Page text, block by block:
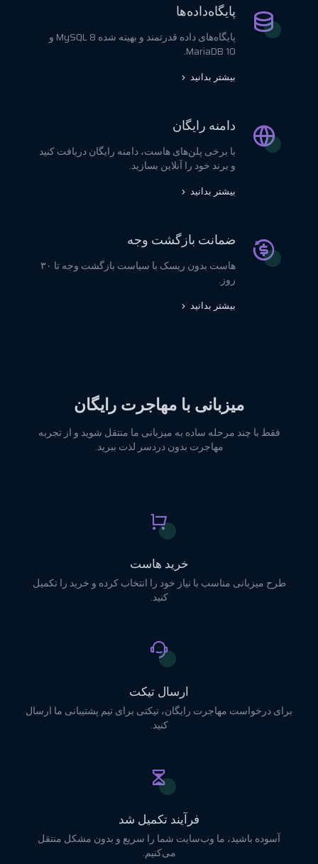
پایگاه‌داده‌ها
پایگاه‌های داده قدرتمند و بهینه شده MySQL 8 و
MariaDB 10.
بیشتر بدانید
دامنه رایگان
با برخی پلن‌های هاست، دامنه رایگان دریافت کنید
و برند خود را آنلاین بسازید.
بیشتر بدانید
ضمانت بازگشت وجه
هاست بدون ریسک با سیاست بازگشت وجه تا ۳۰
روز.
بیشتر بدانید
میزبانی با مهاجرت رایگان
فقط با چند مرحله ساده به میزبانی ما منتقل شوید و از تجربه
مهاجرت بدون دردسر لذت ببرید.
خرید هاست
طرح میزبانی مناسب با نیاز خود را انتخاب کرده و خرید را تکمیل
کنید.
ارسال تیکت
برای درخواست مهاجرت رایگان، تیکتی برای تیم پشتیبانی ما ارسال
کنید.
فرآیند تکمیل شد
آسوده باشید، ما وب‌سایت شما را سریع و بدون مشکل منتقل
می‌کنیم.